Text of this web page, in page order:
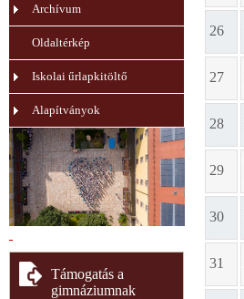
Archívum
Oldaltérkép
Iskolai űrlapkitöltő
Alapítványok
Támogatás a
gimnáziumnak
26
27
28
29
30
31